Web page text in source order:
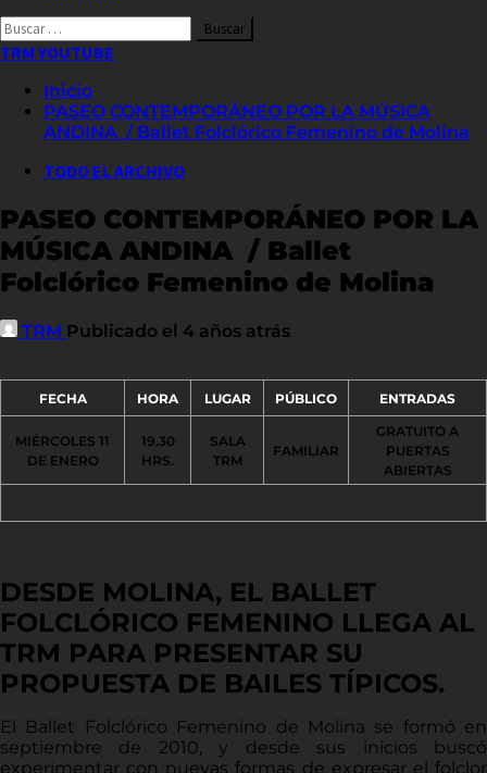
Buscar
por:
TRM YOUTUBE
Inicio
PASEO CONTEMPORÁNEO POR LA MÚSICA
ANDINA / Ballet Folclórico Femenino de Molina
TODO EL ARCHIVO
PASEO CONTEMPORÁNEO POR LA
MÚSICA ANDINA / Ballet
Folclórico Femenino de Molina
TRM Publicado el 4 años atrás
FECHA HORA LUGAR PÚBLICO ENTRADAS
MIÉRCOLES 11
DE ENERO
19.30
HRS.
SALA
TRM
FAMILIAR
GRATUITO A
PUERTAS
ABIERTAS
DESDE MOLINA, EL BALLET
FOLCLÓRICO FEMENINO LLEGA AL
TRM PARA PRESENTAR SU
PROPUESTA DE BAILES TÍPICOS.
El Ballet Folclórico Femenino de Molina se formó en
septiembre de 2010, y desde sus inicios buscó
experimentar con nuevas formas de expresar el folclor